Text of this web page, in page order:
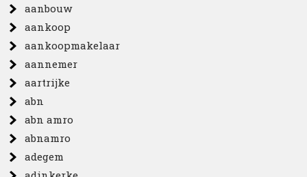
aanbouw
aankoop
aankoopmakelaar
aannemer
aartrijke
abn
abn amro
abnamro
adegem